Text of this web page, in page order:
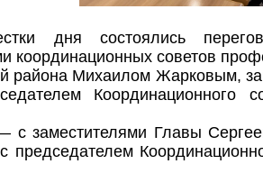
дня состоялись
координационных советов
района Михаилом Жарковым,
Координационного
с заместителями Главы
председателем